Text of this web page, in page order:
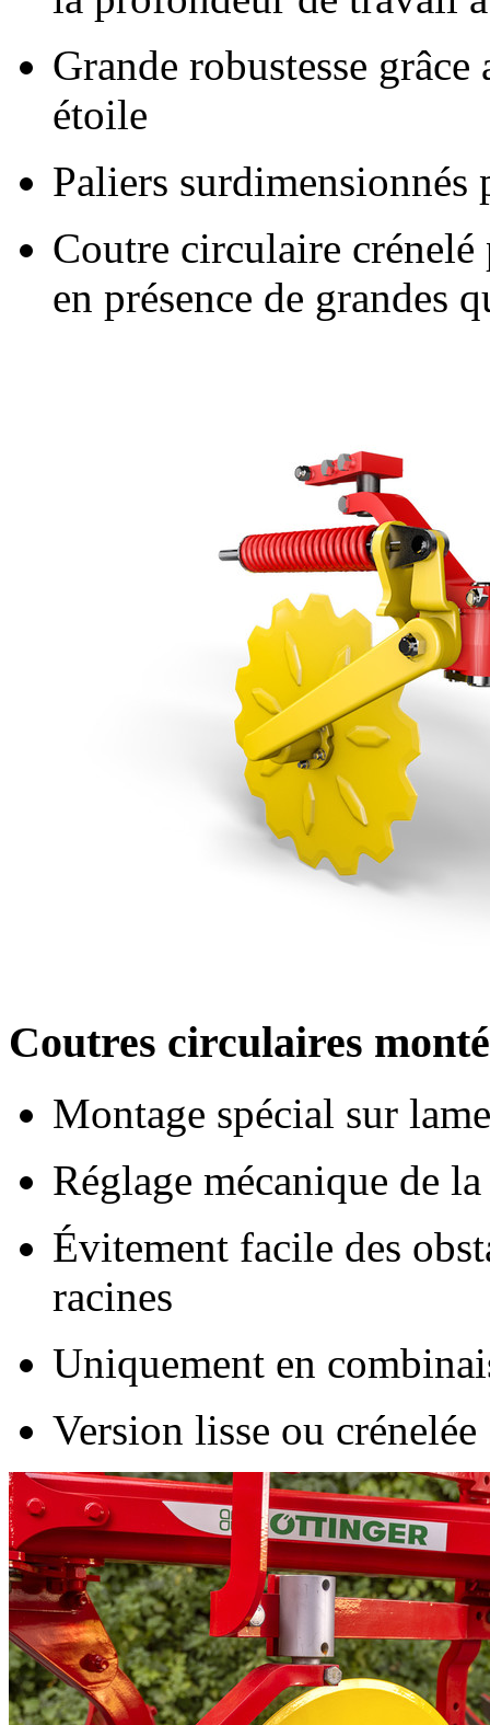
Grande robustesse
étoile
Paliers
Coutre circulaire
en présence de grandes
Coutres circulaires
Montage spécial sur
Réglage mécanique de
Évitement facile des
racines
Uniquement en
Version lisse ou crénelée